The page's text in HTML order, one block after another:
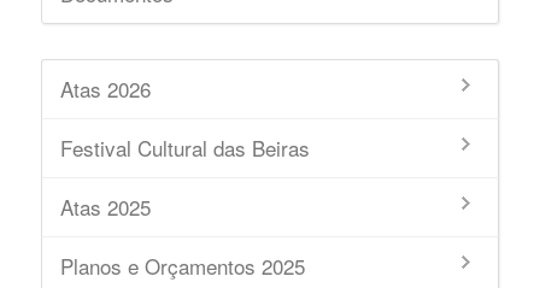
Atas 2026
Festival Cultural das Beiras
Atas 2025
Planos e Orçamentos 2025